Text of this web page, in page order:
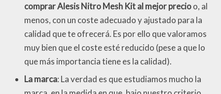
comprar Alesis Nitro Mesh Kit al mejor precioo, al
menos, con un coste adecuado y ajustado para la
calidad que te ofrecerá. Es por ello que valoramos
muy bien que el coste esté reducido (pese a que lo
que más importancia tiene es la calidad).
La marca: La verdad es que estudiamos mucho la